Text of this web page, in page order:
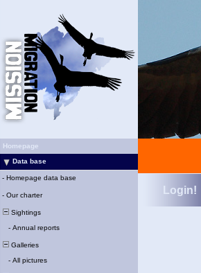
Homepage
Data base
- Homepage data base
- Our charter
Sightings
- Annual reports
Galleries
- All pictures
Login!